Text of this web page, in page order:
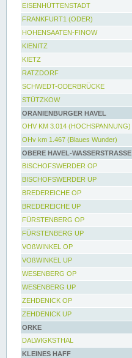
EISENHÜTTENSTADT
FRANKFURT1 (ODER)
HOHENSAATEN-FINOW
KIENITZ
KIETZ
RATZDORF
SCHWEDT-ODERBRÜCKE
STÜTZKOW
ORANIENBURGER HAVEL
OHV KM 3.014 (HOCHSPANNUNG)
OHv km 1.467 (Blaues Wunder)
OBERE HAVEL-WASSERSTRASSE
BISCHOFSWERDER OP
BISCHOFSWERDER UP
BREDEREICHE OP
BREDEREICHE UP
FÜRSTENBERG OP
FÜRSTENBERG UP
VOßWINKEL OP
VOßWINKEL UP
WESENBERG OP
WESENBERG UP
ZEHDENICK OP
ZEHDENICK UP
ORKE
DALWIGKSTHAL
KLEINES HAFF